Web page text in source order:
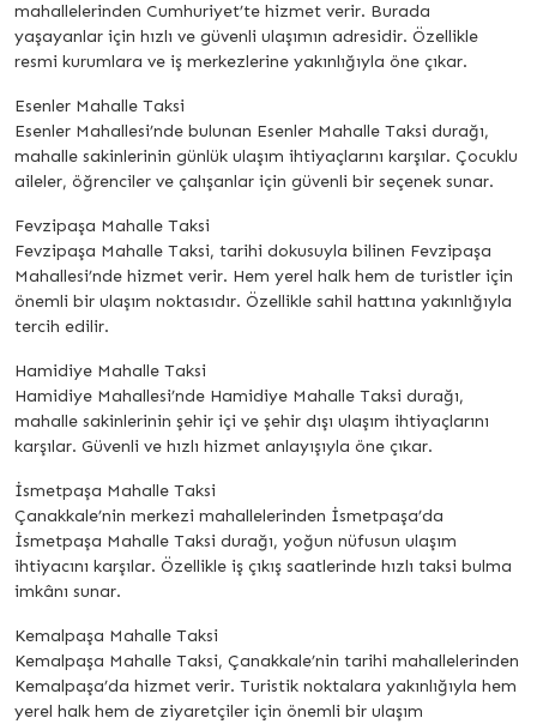
mahallelerinden Cumhuriyet’te hizmet verir. Burada
yaşayanlar için hızlı ve güvenli ulaşımın adresidir. Özellikle
resmi kurumlara ve iş merkezlerine yakınlığıyla öne çıkar.
Esenler Mahalle Taksi
Esenler Mahallesi’nde bulunan Esenler Mahalle Taksi durağı,
mahalle sakinlerinin günlük ulaşım ihtiyaçlarını karşılar. Çocuklu
aileler, öğrenciler ve çalışanlar için güvenli bir seçenek sunar.
Fevzipaşa Mahalle Taksi
Fevzipaşa Mahalle Taksi, tarihi dokusuyla bilinen Fevzipaşa
Mahallesi’nde hizmet verir. Hem yerel halk hem de turistler için
önemli bir ulaşım noktasıdır. Özellikle sahil hattına yakınlığıyla
tercih edilir.
Hamidiye Mahalle Taksi
Hamidiye Mahallesi’nde Hamidiye Mahalle Taksi durağı,
mahalle sakinlerinin şehir içi ve şehir dışı ulaşım ihtiyaçlarını
karşılar. Güvenli ve hızlı hizmet anlayışıyla öne çıkar.
İsmetpaşa Mahalle Taksi
Çanakkale’nin merkezi mahallelerinden İsmetpaşa’da
İsmetpaşa Mahalle Taksi durağı, yoğun nüfusun ulaşım
ihtiyacını karşılar. Özellikle iş çıkış saatlerinde hızlı taksi bulma
imkânı sunar.
Kemalpaşa Mahalle Taksi
Kemalpaşa Mahalle Taksi, Çanakkale’nin tarihi mahallelerinden
Kemalpaşa’da hizmet verir. Turistik noktalara yakınlığıyla hem
yerel halk hem de ziyaretçiler için önemli bir ulaşım